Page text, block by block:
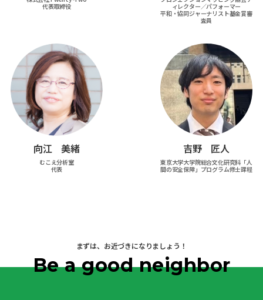
代表取締役
ィレクター／パフォーマー
平和・協同ジャーナリスト基金賞審
査員
向江 美緒
むこえ分析室
代表
吉野 匠人
東京大学大学院総合文化研究科「人
間の安全保障」プログラム修士課程
まずは、お近づきになりましょう！
Be a good neighbor